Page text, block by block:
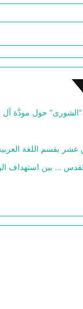
حول مودَّة آل
بقسم اللغة
… بين استهداف